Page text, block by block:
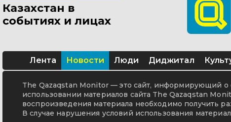
Казахстан в
событиях и лицах
Лента Новости Люди Диджитал
The Qazaqstan Monitor — это сайт, информирующий о
использовании материалов сайта The Qazaqstan
воспроизведения материала необходимо получить
В случае нарушения условий использования